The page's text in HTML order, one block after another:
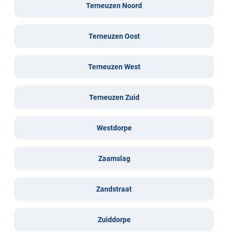
Terneuzen Noord
Terneuzen Oost
Terneuzen West
Terneuzen Zuid
Westdorpe
Zaamslag
Zandstraat
Zuiddorpe